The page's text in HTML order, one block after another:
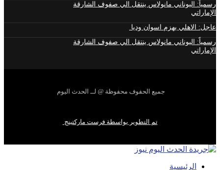
رسمياً: اليوناني مانولاس ينتقل الي صفوف الشارقة
الإماراتي
عاجل: الاهلي يهزم اسوان وديا
رسمياً: اليوناني مانولاس ينتقل الي صفوف الشارقة
الإماراتي
جميع الحفوف محفوظة @ لــ الحدث اليوم
تم التطوير بواسطة فرست ماركتينج
الرئيسية